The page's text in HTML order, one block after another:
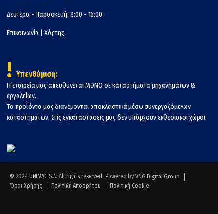
Δευτέρα - Παρασκευή: 8:00 - 16:00
Επικοινωνία Χάρτης
! Υπενθύμιση:
Η εταιρεία μας απευθύνεται ΜΟΝΟ σε καταστήματα μηχανημάτων &
εργαλείων.
Τα προϊόντα μας διανέμονται αποκλειστικά μέσω συνεργαζόμενων
καταστημάτων. Στις εγκαταστάσεις μας δεν υπάρχουν εκθεσιακοί χώροι.
© 2024 UNIMAC S.A. All rights reserved. Powered by VNG Digital Group
Όροι Χρήσης
Πολιτική Απορρήτου Πολιτική Cookie